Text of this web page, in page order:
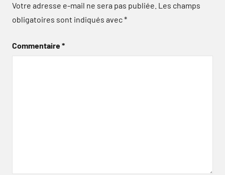
Votre adresse e-mail ne sera pas publiée. Les champs
obligatoires sont indiqués avec*
Commentaire*